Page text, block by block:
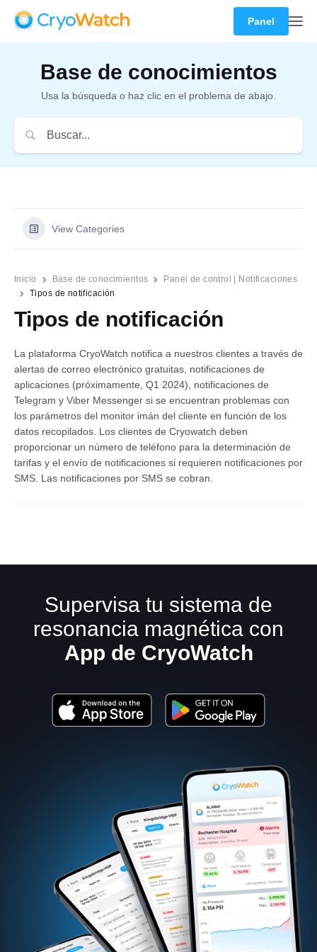
Español
Panel
Base de conocimientos
Usa la búsqueda o haz clic en el problema de abajo.
View Categories
Inicio Base de conocimientos
Panel de control | Notificaciones
Tipos de notificación
Tipos de notificación
La plataforma CryoWatch notifica a nuestros clientes a través de
alertas de correo electrónico gratuitas, notificaciones de
aplicaciones (próximamente, Q1 2024), notificaciones de
Telegram y Viber Messenger si se encuentran problemas con
los parámetros del monitor imán del cliente en función de los
datos recopilados. Los clientes de Cryowatch deben
proporcionar un número de teléfono para la determinación de
tarifas y el envío de notificaciones si requieren notificaciones por
SMS. Las notificaciones por SMS se cobran.
Supervisa tu sistema de
resonancia magnética con
App de CryoWatch